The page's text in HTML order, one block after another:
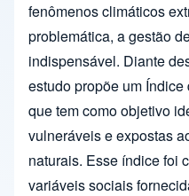
fenômenos climáticos
problemática, a gestão
indispensável. Diante
estudo propõe um
que tem como objetivo
vulneráveis e expostas
naturais. Esse índice foi
variáveis sociais